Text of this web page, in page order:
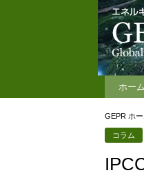
ホーム
GEPR ホー
コラム